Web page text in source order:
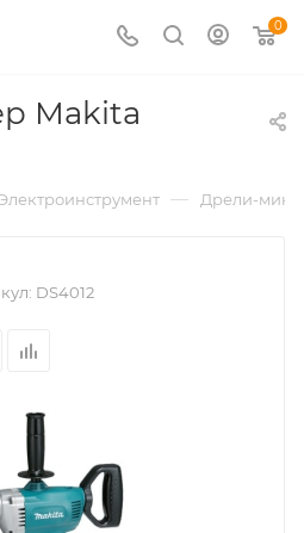
0
Makita
Электроинструмент — Дрели-
DS4012